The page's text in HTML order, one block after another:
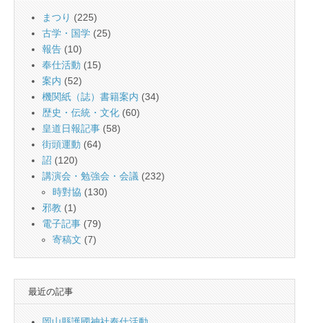
まつり (225)
古学・国学 (25)
報告 (10)
奉仕活動 (15)
案内 (52)
機関紙（誌）書籍案内 (34)
歴史・伝統・文化 (60)
皇道日報記事 (58)
街頭運動 (64)
詔 (120)
講演会・勉強会・会議 (232)
時對協 (130)
邪教 (1)
電子記事 (79)
寄稿文 (7)
最近の記事